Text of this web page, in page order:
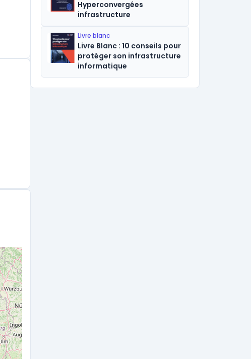
Hyperconvergées
infrastructure
Livre blanc
Livre Blanc : 10 conseils pour
protéger son infrastructure
informatique